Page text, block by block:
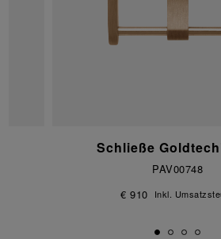
Schließe
PAV00748
€ 910
Inkl.